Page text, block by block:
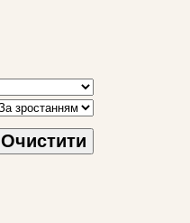
Очистити